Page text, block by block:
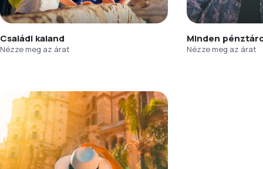
Családi kaland
Nézze meg az árat
Minden
Nézze meg az árat